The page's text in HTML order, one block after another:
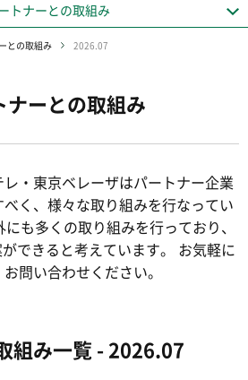
トナーとの取組み
との取組み 2026.07
ナーとの取組み
・東京ベレーザはパートナー企業
く、 様々な取り組みを行なってい
も多くの取り組みを行っており、
できると考えています。
お気軽に
問い合わせください。
組み一覧 - 2026.07